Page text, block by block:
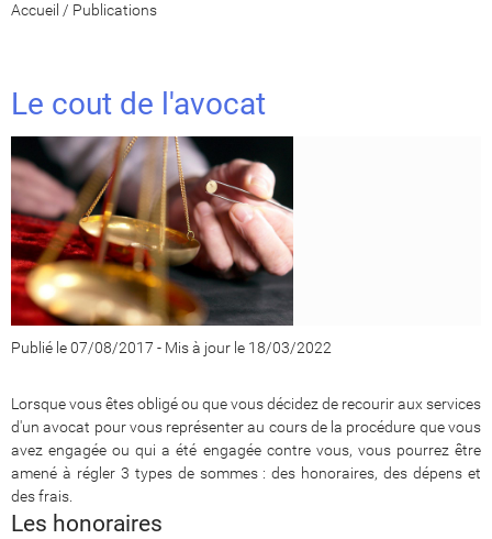
Accueil / Publications
Le cout de l'avocat
Publié le 07/08/2017 - Mis à jour le 18/03/2022
Lorsque vous êtes obligé ou que vous décidez de recourir aux services
d'un avocat pour vous représenter au cours de la procédure que vous
avez engagée ou qui a été engagée contre vous, vous pourrez être
amené à régler 3 types de sommes : des honoraires, des dépens et
des frais.
Les honoraires